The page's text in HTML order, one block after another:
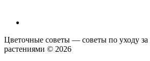
Цветочные советы — советы по уходу
растениями © 2026